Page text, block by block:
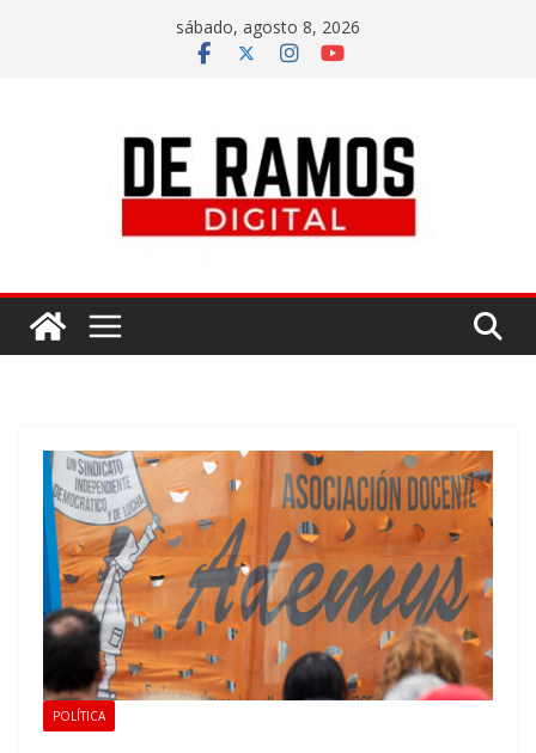
sábado, agosto 8, 2026
POLÍTICA